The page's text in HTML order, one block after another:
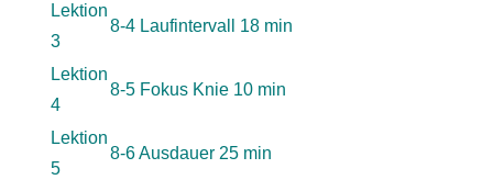
Lektion
3
8-4 Laufintervall 18 min
Lektion
4
8-5 Fokus Knie 10 min
Lektion
5
8-6 Ausdauer 25 min